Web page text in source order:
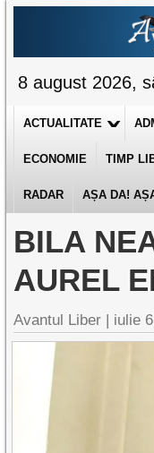
8 august 2026,
ACTUALITATE
ECONOMIE TIMP
RADAR AȘA DA!
BILA
AUREL
Avantul Liber | iulie